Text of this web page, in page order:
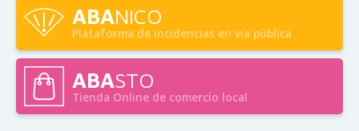
ABANICO
Plataforma de incidencias en vía pública
ABASTO
Tienda Online de comercio local